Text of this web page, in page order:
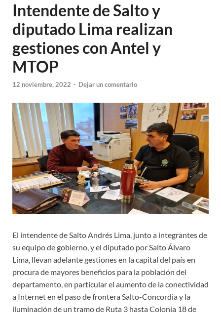
Intendente de Salto y
diputado Lima realizan
gestiones con Antel y
MTOP
12 noviembre, 2022 - Dejar un comentario
El intendente de Salto Andrés Lima, junto a integrantes de
su equipo de gobierno, y el diputado por Salto Álvaro
Lima, llevan adelante gestiones en la capital del país en
procura de mayores beneficios para la población del
departamento, en particular el aumento de la conectividad
a Internet en el paso de frontera Salto-Concordia y la
iluminación de un tramo de Ruta 3 hasta Colonia 18 de